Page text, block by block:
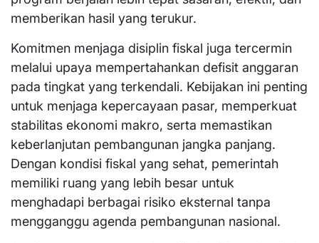
memberikan hasil yang terukur.
Komitmen menjaga disiplin fiskal juga tercermin
melalui upaya mempertahankan defisit anggaran
pada tingkat yang terkendali. Kebijakan ini penting
untuk menjaga kepercayaan pasar, memperkuat
stabilitas ekonomi makro, serta memastikan
keberlanjutan pembangunan jangka panjang.
Dengan kondisi fiskal yang sehat, pemerintah
memiliki ruang yang lebih besar untuk
menghadapi berbagai risiko eksternal tanpa
mengganggu agenda pembangunan nasional.